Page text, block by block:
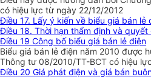
có hiệu lực từ ngày 22/12/2012
Điều 17. Lấy ý kiến về biểu giá bán lẻ
Điều 18. Thời hạn thẩm định và
Điều 19 Công bố biểu giá bán lẻ điện
Biểu giá bán lẻ điện năm 2010 được
Thông tư 08/2010/TT-BCT có hiệu
Điều 20 Giá phát điện và giá bán